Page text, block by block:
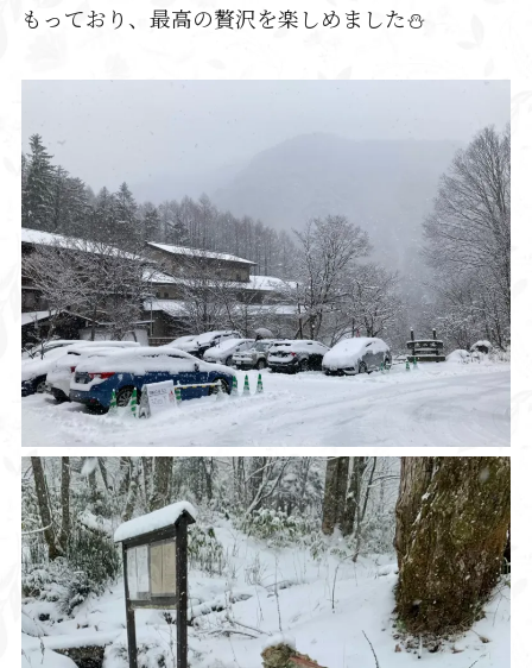
もっており、最高の贅沢を楽しめました⛄️